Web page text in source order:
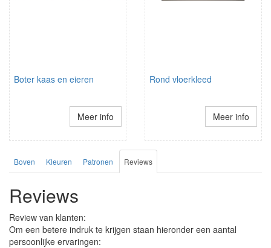
Boter kaas en eieren
Meer info
Rond vloerkleed
Meer info
Boven Kleuren Patronen Reviews
Reviews
Review van klanten:
Om een betere indruk te krijgen staan hieronder een aantal
persoonlijke ervaringen: